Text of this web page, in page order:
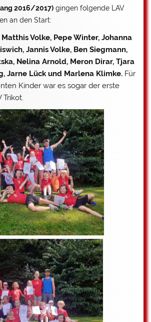
2016/2017) gingen folgende LAV
an den Start:
Volke, Pepe Winter, Johanna
Jannis Volke, Ben Siegmann,
Nelina Arnold, Meron Dirar, Tjara
Jarne Lück und Marlena Klimke. Für
Kinder war es sogar der erste
Trikot.